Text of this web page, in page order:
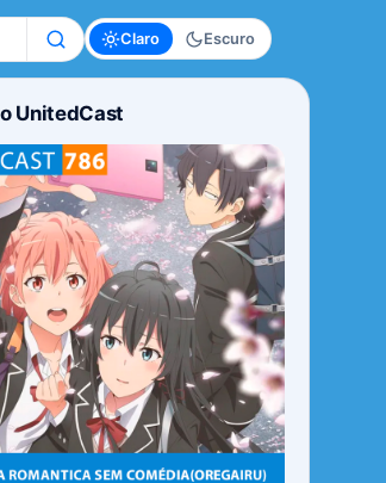
Claro Escuro
UnitedCast